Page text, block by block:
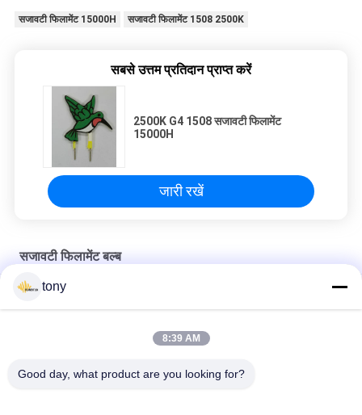
सजावटी फिलामेंट 15000H सजावटी फिलामेंट 1508 2500K
सबसे उत्तम प्रतिदान प्राप्त करें
2500K G4 1508 सजावटी फिलामेंट
15000H
जारी रखें
सजावटी फिलामेंट बल्ब
AC120V LED 4w 2200k G125 डेकोरेटिव फिलामेंट बल्ब
tony
8:39 AM
Good day, what product are you looking for?